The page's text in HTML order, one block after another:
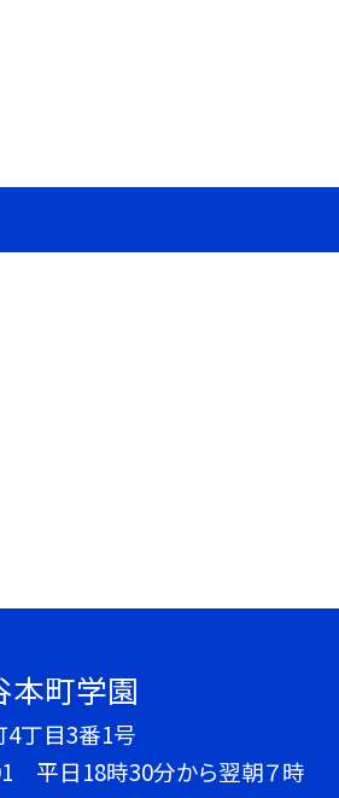
本町学園
丁目3番1号
平日18時30分から翌朝７時